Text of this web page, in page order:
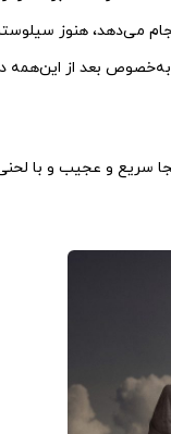
می‌دهد، هنوز سیلوستر
به‌خصوص بعد از این‌همه
سریع و عجیب و با لحنی